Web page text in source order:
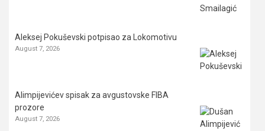
Aleksej Pokuševski potpisao za Lokomotivu
August 7, 2026
Alimpijevićev spisak za avgustovske FIBA
prozore
August 7, 2026